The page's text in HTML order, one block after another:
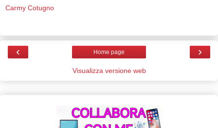
Carmy Cotugno
‹ ›
Home page
Visualizza versione web